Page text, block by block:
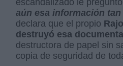
escandalizado le
aún esa información
declara que el propio
destruyó esa
destructora de papel sin
copia de seguridad de